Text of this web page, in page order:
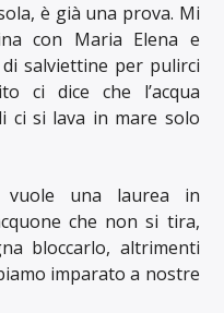
è già una prova. Mi
con Maria Elena e
salviettine per pulirci
ci dice che l’acqua
ci si lava in mare solo
una laurea in
che non si tira,
bloccarlo, altrimenti
imparato a nostre